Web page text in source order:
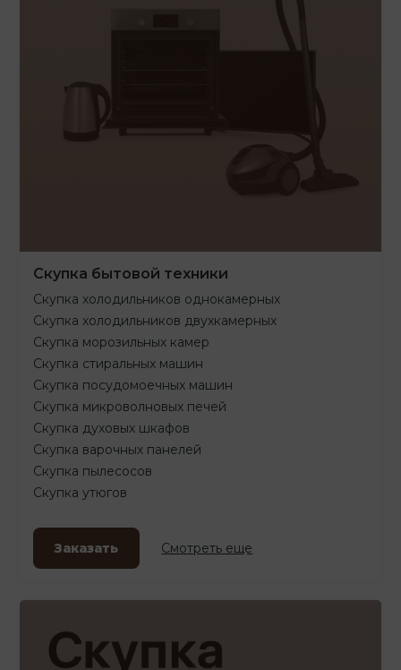
Скупка бытовой техники
Скупка холодильников однокамерных
Скупка холодильников двухкамерных
Скупка морозильных камер
Скупка стиральных машин
Скупка посудомоечных машин
Скупка микроволновых печей
Скупка духовых шкафов
Скупка варочных панелей
Скупка пылесосов
Скупка утюгов
Заказать Смотреть еще